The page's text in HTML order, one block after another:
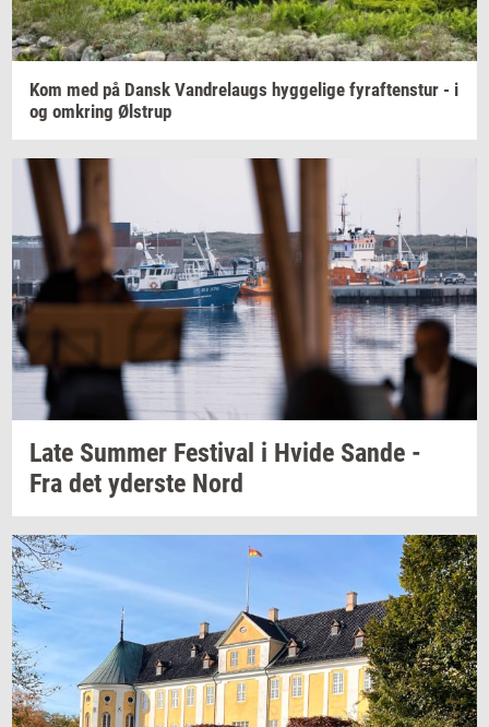
Kom med på Dansk Van­d­re­laugs hyg­ge­li­ge fyraf­tens­tur - i
og om­kring Øl­strup
Late Sum­mer Festi­val i Hvide Sande -
Fra det yder­ste Nord